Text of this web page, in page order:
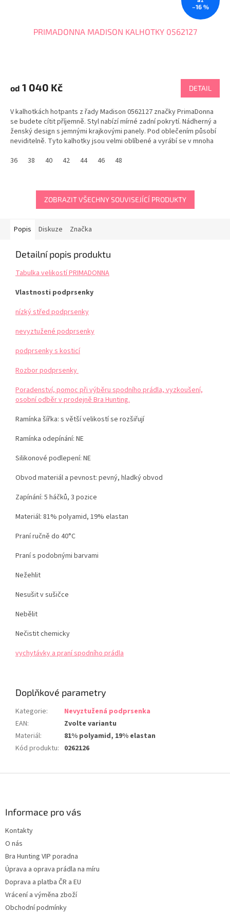
–16 %
PRIMADONNA MADISON KALHOTKY 0562127
od 1 040 Kč DETAIL
V kalhotkách hotpants z řady Madison 0562127 značky PrimaDonna
se budete cítit příjemně. Styl nabízí mírné zadní pokrytí. Nádherný a
ženský design s jemnými krajkovými panely. Pod oblečením působí
neviditelně. Tyto kalhotky jsou velmi oblíbené a vyrábí se v mnoha
36
38 40 42 44 46 48
ZOBRAZIT VŠECHNY SOUVISEJÍCÍ PRODUKTY
Popis Diskuze Značka
Detailní popis produktu
Tabulka velikostí PRIMADONNA
Vlastnosti podprsenky
nízký střed podprsenky
nevyztužené podprsenky
podprsenky s kosticí
Rozbor podprsenky
Poradenství, pomoc při výběru spodního prádla, vyzkoušení,
osobní odběr v prodejně Bra Hunting.
Ramínka šířka: s větší velikostí se rozšiřují
Ramínka odepínání: NE
Silikonové podlepení: NE
Obvod materiál a pevnost: pevný, hladký obvod
Zapínání: 5 háčků, 3 pozice
Materiál: 81% polyamid, 19% elastan
Praní ručně do 40°C
Praní s podobnými barvami
Nežehlit
Nesušit v sušičce
Nebělit
Nečistit chemicky
vychytávky a praní spodního prádla
Doplňkové parametry
Kategorie:
Nevyztužená podprsenka
EAN:
Zvolte variantu
Materiál:
81% polyamid, 19% elastan
Kód produktu: 0262126
Informace pro vás
Kontakty
O nás
Bra Hunting VIP poradna
Úprava a oprava prádla na míru
Doprava a platba ČR a EU
Vrácení a výměna zboží
Obchodní podmínky